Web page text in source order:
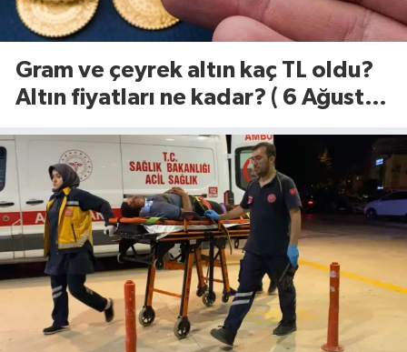
Gram ve çeyrek altın kaç TL oldu?
Altın fiyatları ne kadar? ( 6 Ağustos